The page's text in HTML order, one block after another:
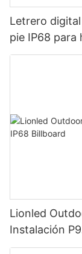
Letrero digital
pie IP68
Lionled
Instalación